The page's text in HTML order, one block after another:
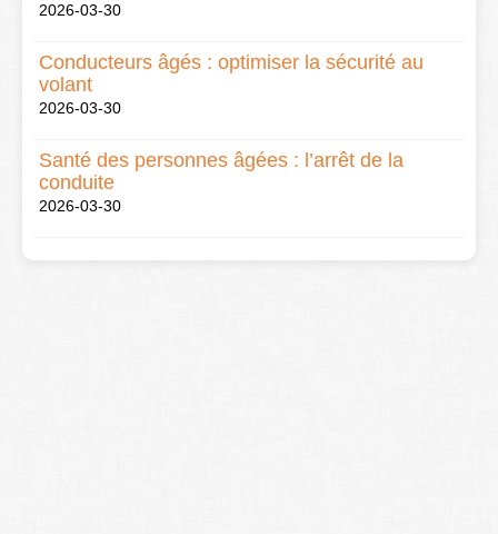
2026-03-30
Conducteurs âgés : optimiser la sécurité au
volant
2026-03-30
Santé des personnes âgées : l’arrêt de la
conduite
2026-03-30